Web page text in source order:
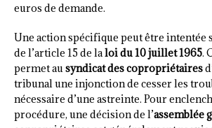
euros de demande.
Une action spécifique peut être intentée
de l’article 15 de laloi du 10 juillet 1965.
permet ausyndicat des copropriétaires
tribunal une injonction de cesser les
nécessaire d’une astreinte. Pour
procédure, une décision de l’assemblée